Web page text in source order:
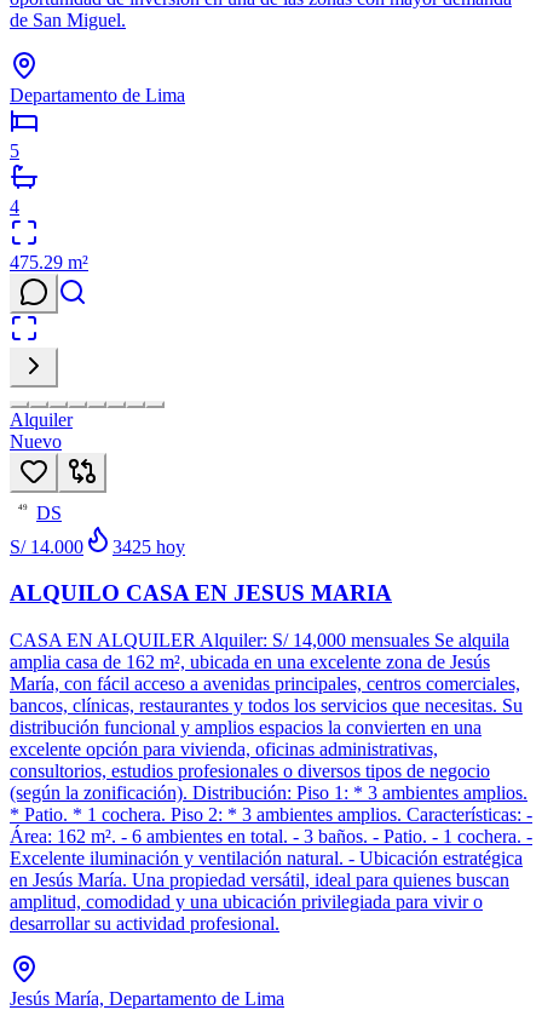
de San Miguel.
Departamento de Lima
5
4
475.29 m²
Alquiler
Nuevo
49
DS
S/ 14.000
3425 hoy
ALQUILO CASA EN JESUS MARIA
CASA EN ALQUILER Alquiler: S/ 14,000 mensuales Se alquila
amplia casa de 162 m², ubicada en una excelente zona de Jesús
María, con fácil acceso a avenidas principales, centros comerciales,
bancos, clínicas, restaurantes y todos los servicios que necesitas. Su
distribución funcional y amplios espacios la convierten en una
excelente opción para vivienda, oficinas administrativas,
consultorios, estudios profesionales o diversos tipos de negocio
(según la zonificación). Distribución: Piso 1: * 3 ambientes amplios.
* Patio. * 1 cochera. Piso 2: * 3 ambientes amplios. Características: -
Área: 162 m². - 6 ambientes en total. - 3 baños. - Patio. - 1 cochera. -
Excelente iluminación y ventilación natural. - Ubicación estratégica
en Jesús María. Una propiedad versátil, ideal para quienes buscan
amplitud, comodidad y una ubicación privilegiada para vivir o
desarrollar su actividad profesional.
Jesús María, Departamento de Lima